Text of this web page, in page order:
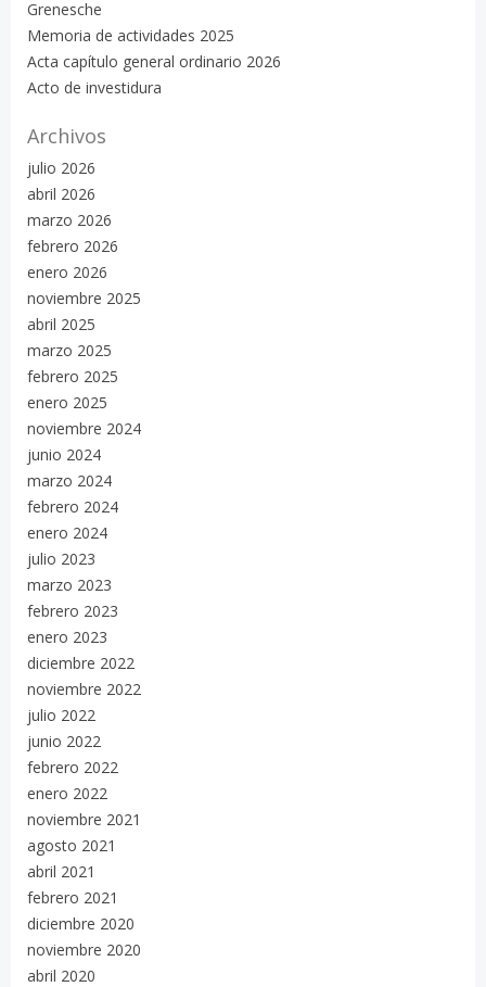
Grenesche
Memoria de actividades 2025
Acta capítulo general ordinario 2026
Acto de investidura
Archivos
julio 2026
abril 2026
marzo 2026
febrero 2026
enero 2026
noviembre 2025
abril 2025
marzo 2025
febrero 2025
enero 2025
noviembre 2024
junio 2024
marzo 2024
febrero 2024
enero 2024
julio 2023
marzo 2023
febrero 2023
enero 2023
diciembre 2022
noviembre 2022
julio 2022
junio 2022
febrero 2022
enero 2022
noviembre 2021
agosto 2021
abril 2021
febrero 2021
diciembre 2020
noviembre 2020
abril 2020